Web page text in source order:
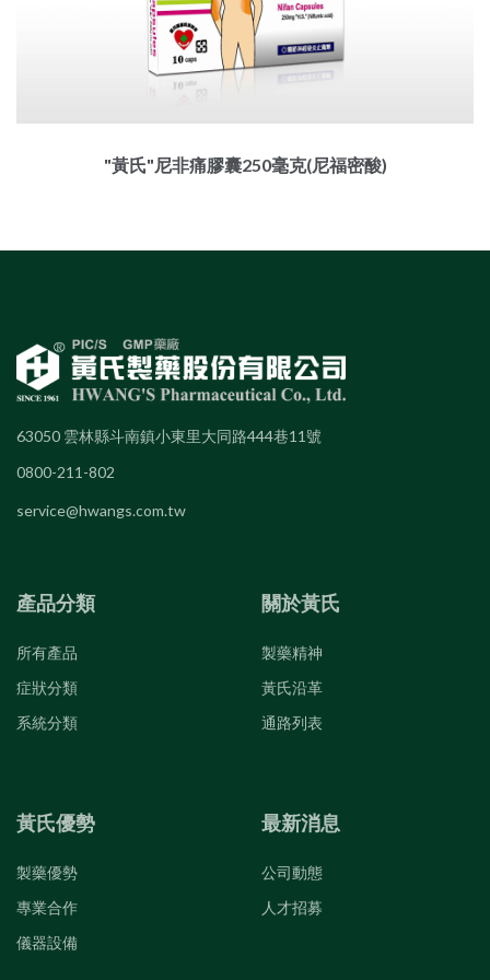
"黃氏"尼非痛膠囊250毫克(尼福密酸)
63050 雲林縣斗南鎮小東里大同路444巷11號
0800-211-802
service@hwangs.com.tw
產品分類
所有產品
症狀分類
系統分類
關於黃氏
製藥精神
黃氏沿革
通路列表
黃氏優勢
製藥優勢
專業合作
儀器設備
最新消息
公司動態
人才招募